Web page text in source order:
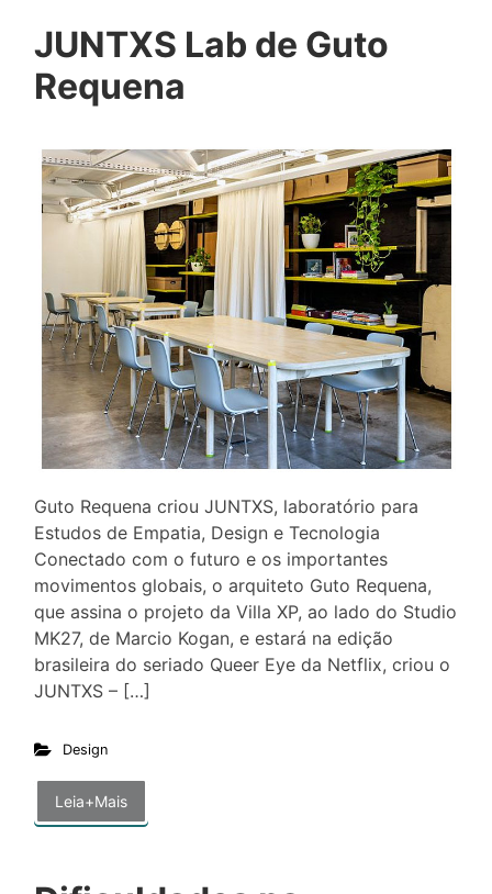
JUNTXS Lab de Guto
Requena
Guto Requena criou JUNTXS, laboratório para
Estudos de Empatia, Design e Tecnologia
Conectado com o futuro e os importantes
movimentos globais, o arquiteto Guto Requena,
que assina o projeto da Villa XP, ao lado do Studio
MK27, de Marcio Kogan, e estará na edição
brasileira do seriado Queer Eye da Netflix, criou o
JUNTXS – […]
Design
Leia+Mais